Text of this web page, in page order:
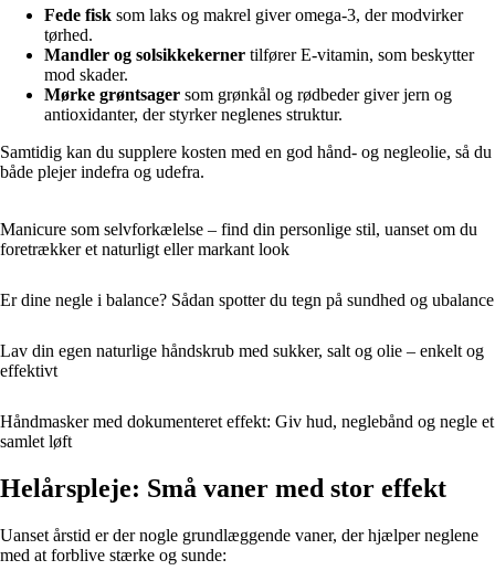
Fede fisk som laks og makrel giver omega-3, der modvirker
tørhed.
Mandler og solsikkekerner tilfører E-vitamin, som beskytter
mod skader.
Mørke grøntsager som grønkål og rødbeder giver jern og
antioxidanter, der styrker neglenes struktur.
Samtidig kan du supplere kosten med en god hånd- og negleolie, så du
både plejer indefra og udefra.
Manicure som selvforkælelse – find din personlige stil, uanset om du
foretrækker et naturligt eller markant look
Er dine negle i balance? Sådan spotter du tegn på sundhed og ubalance
Lav din egen naturlige håndskrub med sukker, salt og olie – enkelt og
effektivt
Håndmasker med dokumenteret effekt: Giv hud, neglebånd og negle et
samlet løft
Helårspleje: Små vaner med stor effekt
Uanset årstid er der nogle grundlæggende vaner, der hjælper neglene
med at forblive stærke og sunde: